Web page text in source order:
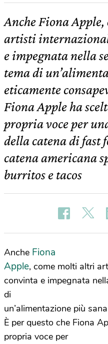
Anche Fiona
artisti
e impegnata nella
tema di
eticamente
Fiona Apple ha
propria voce per
della catena di fast
catena americana
burritos e tacos
Anche Fiona
Apple, come molti altri
convinta e impegnata
di
un’alimentazione più
È per questo che Fiona
propria voce per